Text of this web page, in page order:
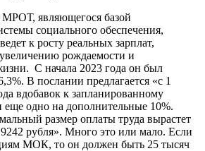
являющегося базой
социального обеспечения,
к росту реальных зарплат,
рождаемости и
С начала 2023 года он был
В послании предлагается «с 1
вдобавок к запланированному
одно на дополнительные 10%.
размер оплаты труда вырастет
рубля». Много это или мало. Если
МОК, то он должен быть 25 тысяч